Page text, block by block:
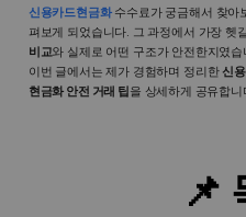
신용카드현금화수수료가 궁금해서 찾아
펴보게 되었습니다. 그 과정에서 가장 헷
비교와 실제로 어떤 구조가 안전한지였습
이번 글에서는 제가 경험하며 정리한 신
현금화 안전 거래 팁을 상세하게 공유합니
📌